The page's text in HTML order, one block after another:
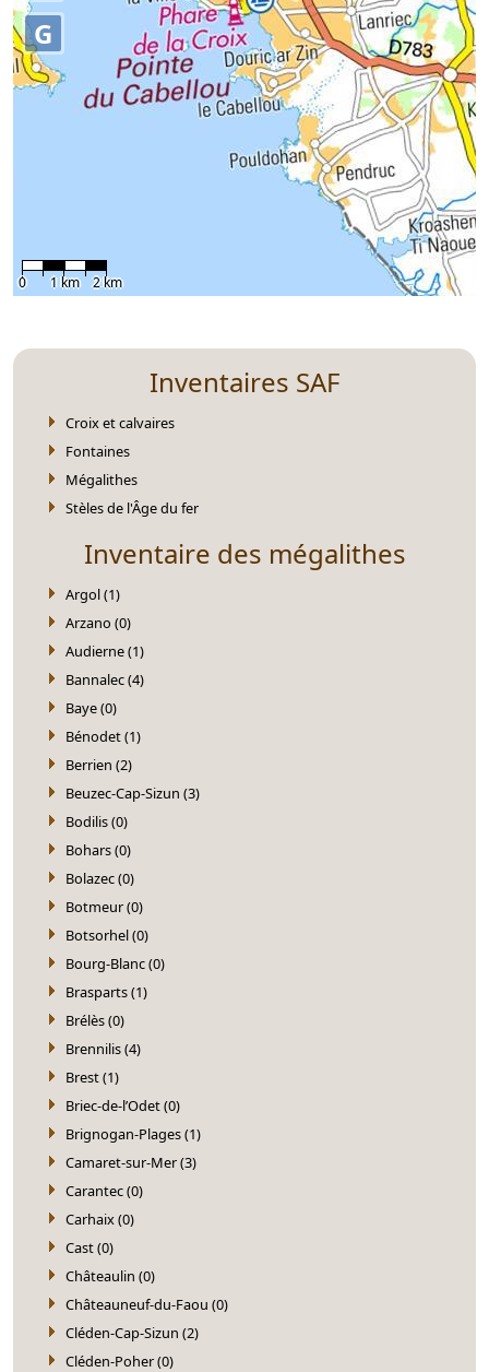
0 1 km 2 km
G
Inventaires SAF
Croix et calvaires
Fontaines
Mégalithes
Stèles de l'Âge du fer
Inventaire des mégalithes
Argol (1)
Arzano (0)
Audierne (1)
Bannalec (4)
Baye (0)
Bénodet (1)
Berrien (2)
Beuzec-Cap-Sizun (3)
Bodilis (0)
Bohars (0)
Bolazec (0)
Botmeur (0)
Botsorhel (0)
Bourg-Blanc (0)
Brasparts (1)
Brélès (0)
Brennilis (4)
Brest (1)
Briec-de-l’Odet (0)
Brignogan-Plages (1)
Camaret-sur-Mer (3)
Carantec (0)
Carhaix (0)
Cast (0)
Châteaulin (0)
Châteauneuf-du-Faou (0)
Cléden-Cap-Sizun (2)
Cléden-Poher (0)